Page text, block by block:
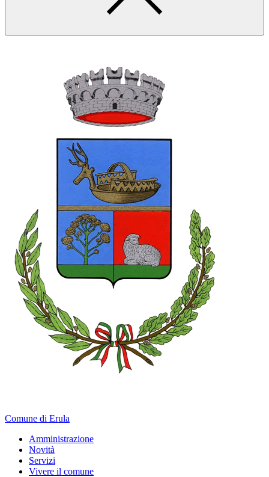
Comune di Erula
Amministrazione
Novità
Servizi
Vivere il comune